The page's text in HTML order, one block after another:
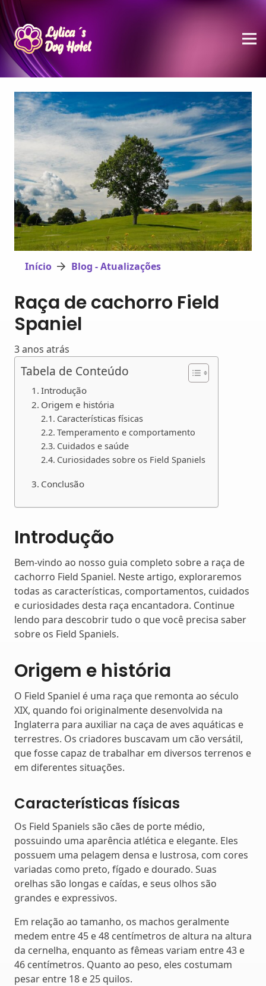
Início Blog - Atualizações
Raça de cachorro Field
Spaniel
3 anos atrás
Tabela de Conteúdo
Introdução
Origem e história
Características físicas
Temperamento e comportamento
Cuidados e saúde
Curiosidades sobre os Field Spaniels
Conclusão
Introdução
Bem-vindo ao nosso guia completo sobre a raça de
cachorro Field Spaniel. Neste artigo, exploraremos
todas as características, comportamentos, cuidados
e curiosidades desta raça encantadora. Continue
lendo para descobrir tudo o que você precisa saber
sobre os Field Spaniels.
Origem e história
O Field Spaniel é uma raça que remonta ao século
XIX, quando foi originalmente desenvolvida na
Inglaterra para auxiliar na caça de aves aquáticas e
terrestres. Os criadores buscavam um cão versátil,
que fosse capaz de trabalhar em diversos terrenos e
em diferentes situações.
Características físicas
Os Field Spaniels são cães de porte médio,
possuindo uma aparência atlética e elegante. Eles
possuem uma pelagem densa e lustrosa, com cores
variadas como preto, fígado e dourado. Suas
orelhas são longas e caídas, e seus olhos são
grandes e expressivos.
Em relação ao tamanho, os machos geralmente
medem entre 45 e 48 centímetros de altura na altura
da cernelha, enquanto as fêmeas variam entre 43 e
46 centímetros. Quanto ao peso, eles costumam
pesar entre 18 e 25 quilos.